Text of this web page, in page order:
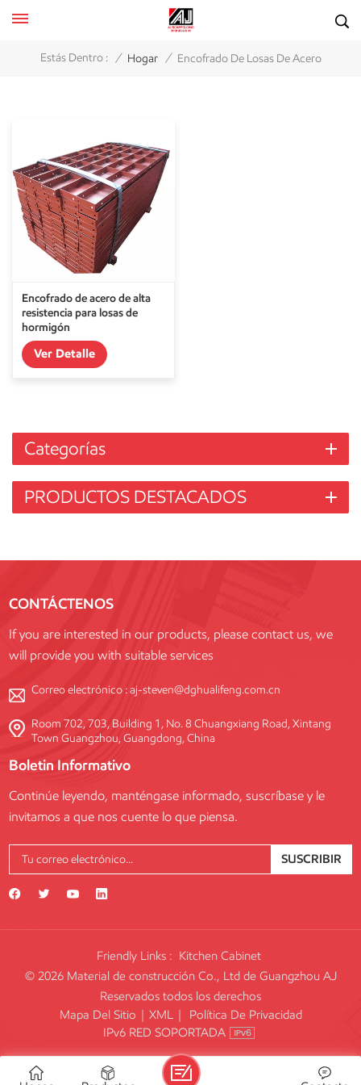
Estás Dentro : / Hogar / Encofrado De Losas De Acero
Encofrado de acero de alta
resistencia para losas de
hormigón
Ver Detalle
Categorías
PRODUCTOS DESTACADOS
CONTÁCTENOS
If you are interested in our products, please contact us, we
will provide you with suitable services
Correo electrónico :aj-steven@dghualifeng.com.cn
Room 702, 703, Building 1, No. 8 Chuangxiang Road, Xintang
Town Guangzhou, Guangdong, China
Boletin Informativo
Continúe leyendo, manténgase informado, suscríbase y le
invitamos a que nos cuente lo que piensa.
SUSCRIBIR
Friendly Links : Kitchen Cabinet
© 2026 Material de construcción Co., Ltd de Guangzhou AJ
Reservados todos los derechos
Mapa Del Sitio | XML |
Política De Privacidad
IPv6 RED SOPORTADA